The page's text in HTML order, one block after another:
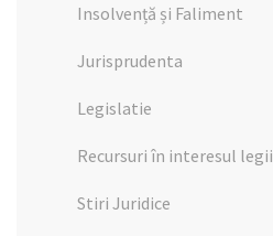
Insolvență și Faliment
Jurisprudenta
Legislatie
Recursuri în interesul legii
Stiri Juridice